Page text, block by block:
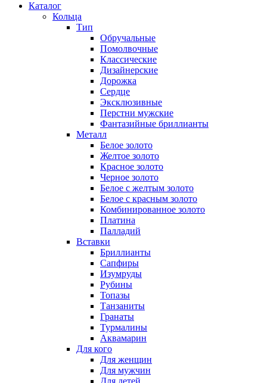
Каталог
Кольца
Тип
Обручальные
Помолвочные
Классические
Дизайнерские
Дорожка
Сердце
Эксклюзивные
Перстни мужские
Фантазийные бриллианты
Металл
Белое золото
Желтое золото
Красное золото
Черное золото
Белое с желтым золото
Белое с красным золото
Комбинированное золото
Платина
Палладий
Вставки
Бриллианты
Сапфиры
Изумруды
Рубины
Топазы
Танзаниты
Гранаты
Турмалины
Аквамарин
Для кого
Для женщин
Для мужчин
Для детей